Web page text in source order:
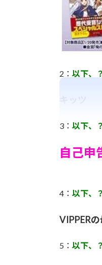
2： 以下、
3： 以下、
自己申
4： 以下、
VIPPER
5： 以下、